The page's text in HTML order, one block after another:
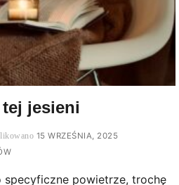
tej jesieni
15 WRZEŚNIA, 2025
specyficzne powietrze, trochę